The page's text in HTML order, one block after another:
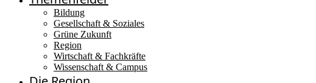
Bildung
Gesellschaft & Soziales
Grüne Zukunft
Region
Wirtschaft & Fachkräfte
Wissenschaft & Campus